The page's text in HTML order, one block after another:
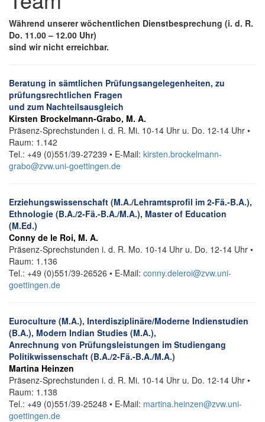
Während unserer wöchentlichen Dienstbesprechung (i. d. R.
Do. 11.00 – 12.00 Uhr)
sind wir nicht erreichbar.
Beratung in sämtlichen Prüfungsangelegenheiten, zu
prüfungsrechtlichen Fragen
und zum Nachteilsausgleich
Kirsten Brockelmann-Grabo, M. A.
Präsenz-Sprechstunden i. d. R. Mi. 10-14 Uhr u. Do. 12-14 Uhr •
Raum: 1.142
Tel.: +49 (0)551/39-27239 • E-Mail: kirsten.brockelmann-
grabo@zvw.uni-goettingen.de
Erziehungswissenschaft (M.A./Lehramtsprofil im 2-Fä.-B.A.),
Ethnologie (B.A./2-Fä.-B.A./M.A.), Master of Education
(M.Ed.)
Conny de le Roi, M. A.
Präsenz-Sprechstunden i. d. R. Mo. 10-14 Uhr u. Do. 12-14 Uhr •
Raum: 1.136
Tel.: +49 (0)551/39-26526 • E-Mail: conny.deleroi@zvw.uni-
goettingen.de
Euroculture (M.A.), Interdisziplinäre/Moderne Indienstudien
(B.A.), Modern Indian Studies (M.A.),
Anrechnung von Prüfungsleistungen im Studiengang
Politikwissenschaft (B.A./2-Fä.-B.A./M.A.)
Martina Heinzen
Präsenz-Sprechstunden i. d. R. Mi. 10-14 Uhr u. Do. 12-14 Uhr •
Raum: 1.138
Tel.: +49 (0)551/39-25248 • E-Mail: martina.heinzen@zvw.uni-
goettingen.de